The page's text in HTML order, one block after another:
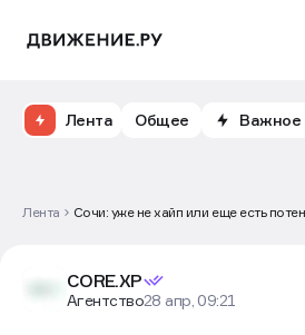
Лента Общее Важное
Лента Сочи: уже не хайп или еще есть
CORE.XP
Агентство28 апр, 09:21